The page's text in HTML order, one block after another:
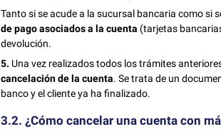
Tanto si se acude a la sucursal bancaria como si
de pago asociados a la cuenta (tarjetas
devolución.
5. Una vez realizados todos los trámites
cancelación de la cuenta. Se trata de un
banco y el cliente ya ha finalizado.
3.2. ¿Cómo cancelar una cuenta con